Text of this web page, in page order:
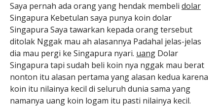
Saya pernah ada orang yang hendak membeli dolar
Singapura Kebetulan saya punya koin dolar
Singapura Saya tawarkan kepada orang tersebut
ditolak Nggak mau ah alasannya Padahal jelas-jelas
dia mau pergi ke Singapura nyari. uang Dolar
Singapura tapi sudah beli koin nya nggak mau berat
nonton itu alasan pertama yang alasan kedua karena
koin itu nilainya kecil di seluruh dunia sama yang
namanya uang koin logam itu pasti nilainya kecil.